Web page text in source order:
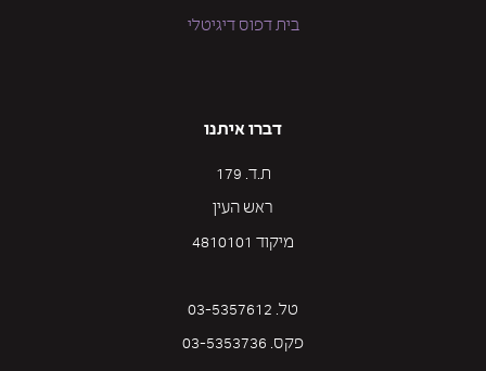
בית דפוס דיגיטלי
דברו איתנו
ת.ד. 179
ראש העין
מיקוד 4810101
טל. 03-5357612
פקס. 03-5353736